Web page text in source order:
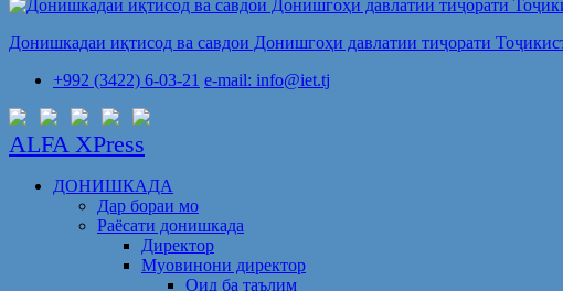
Донишкадаи иқтисод ва савдои Донишгоҳи давлатии тиҷорати
+992 (3422) 6-03-21 e-mail: info@iet.tj
ALFA XPress
ДОНИШКАДА
Дар бораи мо
Раёсати донишкада
Директор
Муовинони директор
Оид ба таълим